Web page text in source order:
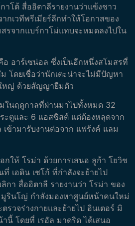
าโต้ สื่ออิตาลีรายงานว่าแข้งชาว
กเวทีพรีเมียร์ลีกทำให้โอกาสของ
รจากแบร์กาโม่แทบจะหมดลงไปใน
อาร์เซน่อล ซึ่งเป็นอีกหนึ่งสโมสรที่
โดยเชื่อว่านักเตะน่าจะไม่มีปัญหา
หญ่ ด้วยสัญญายืมตัว
ในฤดูกาลที่ผ่านมาไปทั้งหมด 32
ะตูและ 6 แอสซิสต์ แต่ต้องหลุดจาก
ข้ามารับงานต่อจาก แฟร้งค์ แลม
กให้ โรม่า ด้วยการเสนอ ลูก้า โยวิช
เอดิน เชโก้ ที่กำลังจะย้ายไป
กา สื่ออิตาลี รายงานว่า โรม่า ของ
มูรินโญ่ กำลังมองหาศูนย์หน้าคนใหม่
รวจร่างกายและย้ายไป อินเตอร์ มิ
นี้ โดยที่ เรอัล มาดริด ได้เสนอ